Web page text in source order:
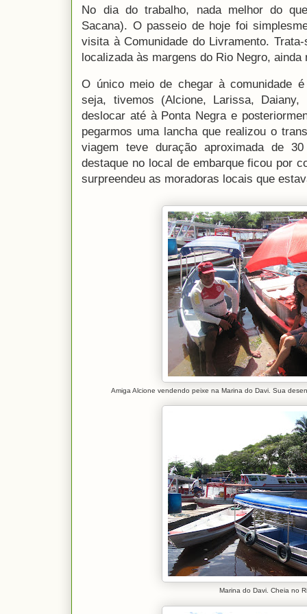
No dia do trabalho, nada melhor do
Sacana). O passeio de hoje foi
visita à Comunidade do Livramento.
localizada às margens do Rio Negro,
O único meio de chegar à comunidade
seja, tivemos (Alcione, Larissa,
deslocar até à Ponta Negra e
pegarmos uma lancha que realizou o
viagem teve duração aproximada de
destaque no local de embarque ficou por
surpreendeu as moradoras locais que
Amiga Alcione vendendo peixe na Marina do Davi. Sua
Marina do Davi. Cheia no